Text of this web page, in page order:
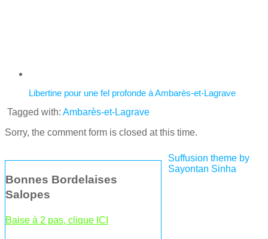
Libertine pour une fel profonde à Ambarès-et-Lagrave
Tagged with: Ambarès-et-Lagrave
Sorry, the comment form is closed at this time.
Bonnes Bordelaises
Salopes
Baise à 2 pas, clique ICI
Suffusion theme by
Sayontan Sinha